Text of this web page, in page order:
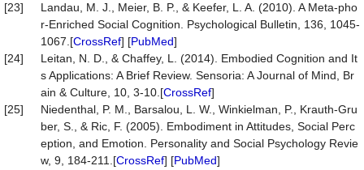
[23]
Landau, M. J., Meier, B. P., & Keefer, L. A. (2010). A Meta-pho
r-Enriched Social Cognition. Psychological Bulletin, 136, 1045-
1067.[CrossRef] [PubMed]
[24]
Leitan, N. D., & Chaffey, L. (2014). Embodied Cognition and It
s Applications: A Brief Review. Sensoria: A Journal of Mind, Br
ain & Culture, 10, 3-10.[CrossRef]
[25]
Niedenthal, P. M., Barsalou, L. W., Winkielman, P., Krauth-Gru
ber, S., & Ric, F. (2005). Embodiment in Attitudes, Social Perc
eption, and Emotion. Personality and Social Psychology Revie
w, 9, 184-211.[CrossRef] [PubMed]